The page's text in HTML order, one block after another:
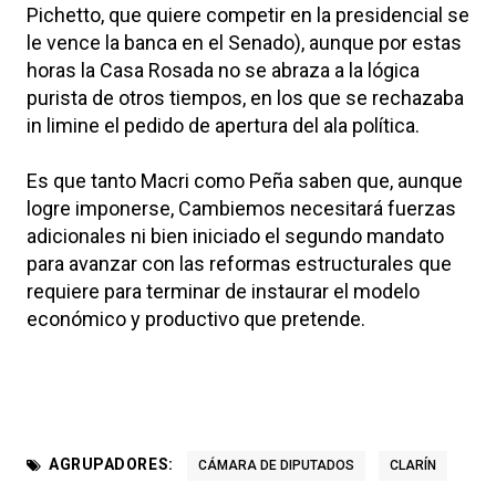
Pichetto, que quiere competir en la presidencial se
le vence la banca en el Senado), aunque por estas
horas la Casa Rosada no se abraza a la lógica
purista de otros tiempos, en los que se rechazaba
in limine el pedido de apertura del ala política.
Es que tanto Macri como Peña saben que, aunque
logre imponerse, Cambiemos necesitará fuerzas
adicionales ni bien iniciado el segundo mandato
para avanzar con las reformas estructurales que
requiere para terminar de instaurar el modelo
económico y productivo que pretende.
AGRUPADORES: CÁMARA DE DIPUTADOS CLARÍN